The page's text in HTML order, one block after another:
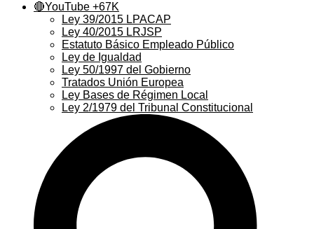
🔴YouTube +67K
Ley 39/2015 LPACAP
Ley 40/2015 LRJSP
Estatuto Básico Empleado Público
Ley de Igualdad
Ley 50/1997 del Gobierno
Tratados Unión Europea
Ley Bases de Régimen Local
Ley 2/1979 del Tribunal Constitucional